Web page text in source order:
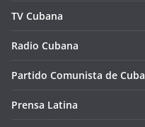
TV Cubana
Radio Cubana
Partido Comunista de Cuba
Prensa Latina